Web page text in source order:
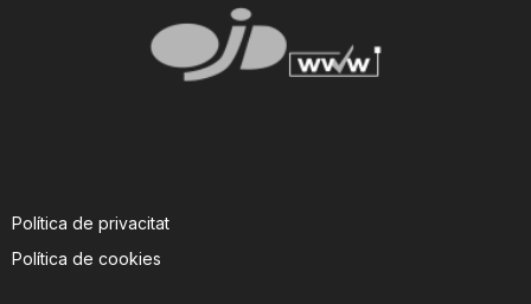
Política de privacitat
Política de cookies